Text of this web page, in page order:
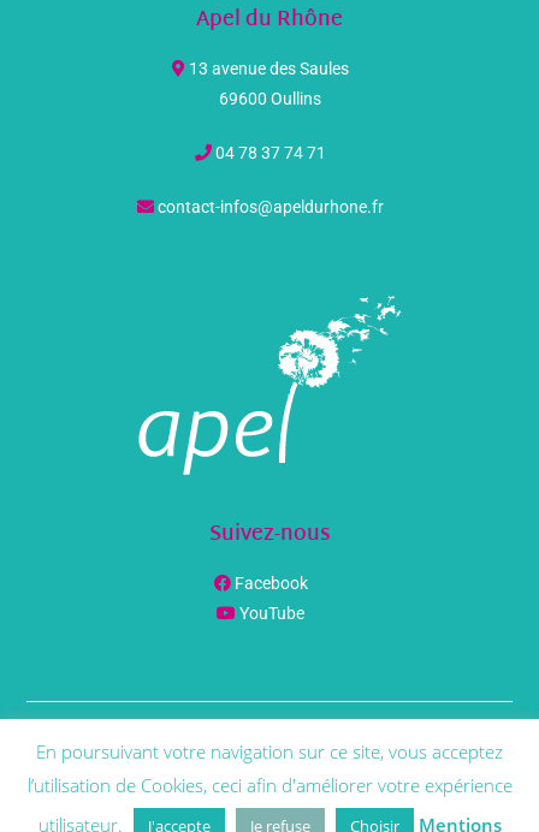
Apel du Rhône
13 avenue des Saules
69600 Oullins
04 78 37 74 71
contact-infos@apeldurhone.fr
Suivez-nous
Facebook
YouTube
© CopyrightPhenix Info2021 | Tous Droit Réservés | Mentions
Légales
En poursuivant votre navigation sur ce site, vous acceptez
l’utilisation de Cookies, ceci afin d'améliorer votre expérience
utilisateur.
J'accepte Je refuse Choisir Mentions